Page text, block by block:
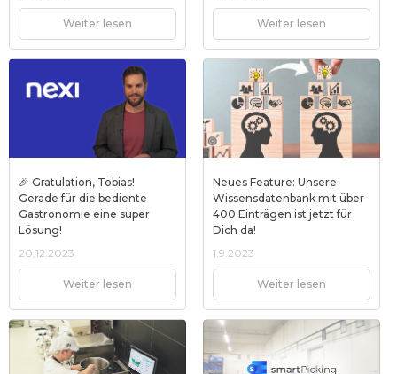
Weiter lesen Weiter lesen
🎉 Gratulation, Tobias!
Gerade für die bediente
Gastronomie eine super
Lösung!
20.12.2023
Weiter lesen
Neues Feature: Unsere
Wissensdatenbank mit über
400 Einträgen ist jetzt für
Dich da!
1.9.2023
Weiter lesen